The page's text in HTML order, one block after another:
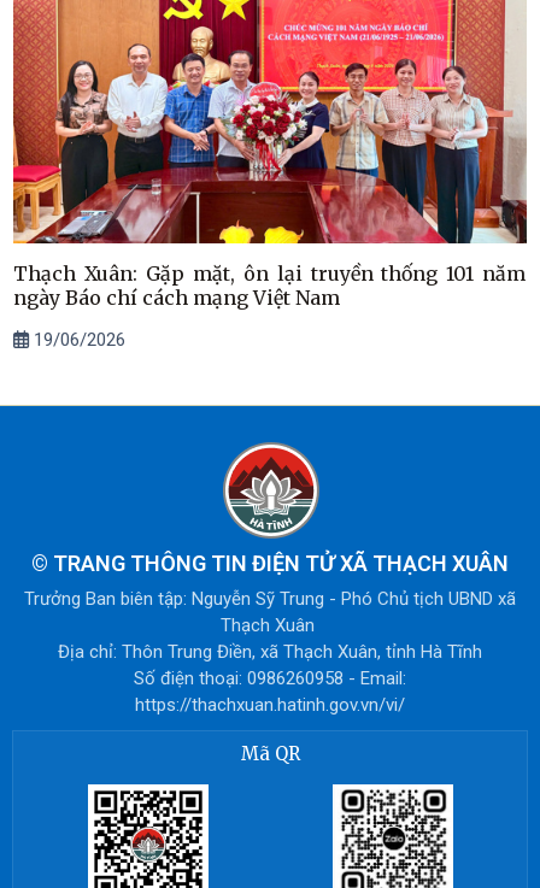
Thạch Xuân: Gặp mặt, ôn lại truyền thống 101 năm
ngày Báo chí cách mạng Việt Nam
19/06/2026
© TRANG THÔNG TIN ĐIỆN TỬ XÃ THẠCH XUÂN
Trưởng Ban biên tập: Nguyễn Sỹ Trung - Phó Chủ tịch UBND xã
Thạch Xuân
Địa chỉ: Thôn Trung Điền, xã Thạch Xuân, tỉnh Hà Tĩnh
Số điện thoại: 0986260958 - Email:
https://thachxuan.hatinh.gov.vn/vi/
Mã QR